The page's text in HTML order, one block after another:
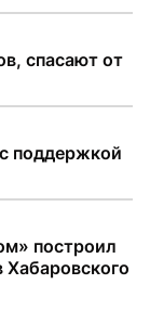
спасают от
поддержкой
построил